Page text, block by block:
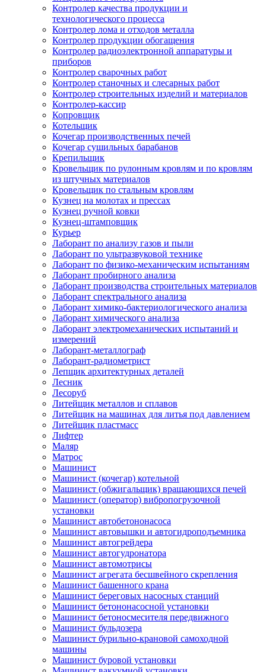
Контролер качества продукции и
технологического процесса
Контролер лома и отходов металла
Контролер продукции обогащения
Контролер радиоэлектронной аппаратуры и
приборов
Контролер сварочных работ
Контролер станочных и слесарных работ
Контролер строительных изделий и материалов
Контролер-кассир
Копровщик
Котельщик
Кочегар производственных печей
Кочегар сушильных барабанов
Крепильщик
Кровельщик по рулонным кровлям и по кровлям
из штучных материалов
Кровельщик по стальным кровлям
Кузнец на молотах и прессах
Кузнец ручной ковки
Кузнец-штамповщик
Курьер
Лаборант по анализу газов и пыли
Лаборант по ультразвуковой технике
Лаборант по физико-механическим испытаниям
Лаборант пробирного анализа
Лаборант производства строительных материалов
Лаборант спектрального анализа
Лаборант химико-бактериологического анализа
Лаборант химического анализа
Лаборант электромеханических испытаний и
измерений
Лаборант-металлограф
Лаборант-радиометрист
Лепщик архитектурных деталей
Лесник
Лесоруб
Литейщик металлов и сплавов
Литейщик на машинах для литья под давлением
Литейщик пластмасс
Лифтер
Маляр
Матрос
Машинист
Машинист (кочегар) котельной
Машинист (обжигальщик) вращающихся печей
Машинист (оператор) вибропогрузочной
установки
Машинист автобетононасоса
Машинист автовышки и автогидроподъемника
Машинист автогрейдера
Машинист автогудронатора
Машинист автомотрисы
Машинист агрегата бесшвейного скрепления
Машинист башенного крана
Машинист береговых насосных станций
Машинист бетононасосной установки
Машинист бетоносмесителя передвижного
Машинист бульдозера
Машинист бурильно-крановой самоходной
машины
Машинист буровой установки